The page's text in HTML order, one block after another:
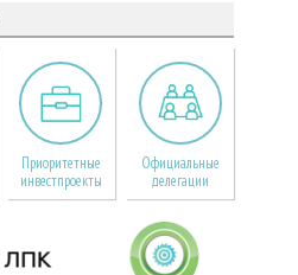
Приоритетные
инвестпроекты
Официальные
делегации